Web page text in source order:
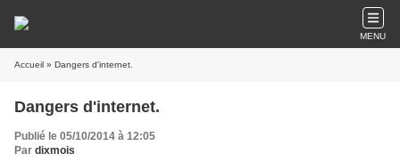
MENU
Accueil » Dangers d'internet.
Dangers d'internet.
Publié le 05/10/2014 à 12:05
Par dixmois